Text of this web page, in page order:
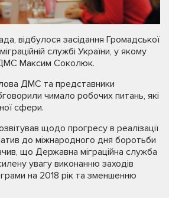
відбулося засідання Громадської
службі України, у якому
Максим Соколюк.
ДМС та представники
чимало робочих питань, які
сфери.
щодо прогресу в реалізації
до міжнародного дня боротьби
що Державна міграційна служба
увагу виконанню заходів
на 2018 рік та зменшенню